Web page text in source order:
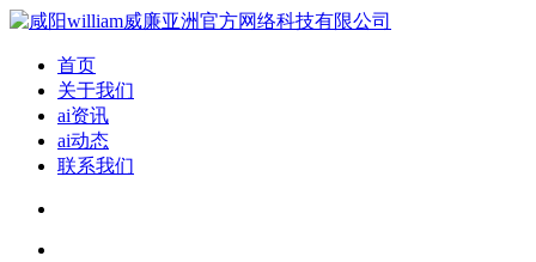
首页
关于我们
ai资讯
ai动态
联系我们